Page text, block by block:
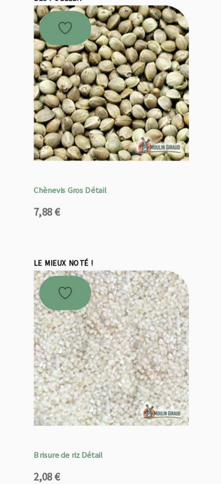
Chènevis Gros Détail
7,88€
LE MIEUX NOTÉ !
Brisure de riz Détail
2,08€